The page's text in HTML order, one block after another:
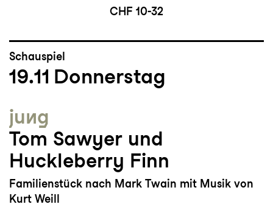
CHF 10-32
Schauspiel
19.11 Donnerstag
jung
Tom Sawyer und
Huckleberry Finn
Familienstück nach Mark Twain mit Musik von
Kurt Weill